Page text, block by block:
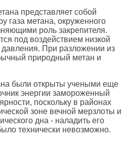
представляет собой
газа метана, окруженного
роль закрепителя.
под воздействием низкой
При разложении из
природный метан и
были открыты учеными еще
энергии замороженный
поскольку в районах
зоне вечной мерзлоты и
дна - наладить его
технически невозможно.